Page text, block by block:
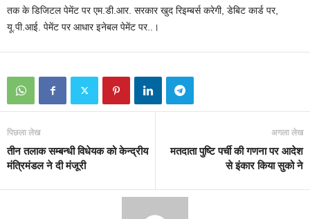
तक के डिजिटल पेमेंट पर एम.डी.आर. सरकार खुद रिइम्‍बर्स करेगी, डेबिट कार्ड पर,
यू.पी.आई. पेमेंट पर आधार इनेबल पेमेंट पर..।
पिछला लेख
तीन तलाक सम्बन्धी विधेयक को केन्द्रीय
मंत्रिमंडल ने दी मंजूरी
अगला लेख
मतदाता पुष्टि पर्ची की गणना पर आदेश
से इंकार किया सुको ने